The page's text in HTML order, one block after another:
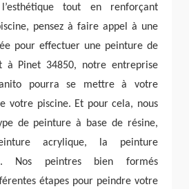
tout en renforçant
pensez à faire appel à une
pour effectuer une peinture de
à Pinet 34850, notre entreprise
pourra se mettre à votre
votre piscine. Et pour cela, nous
de peinture à base de résine,
acrylique, la peinture
Nos peintres bien formés
étapes pour peindre votre